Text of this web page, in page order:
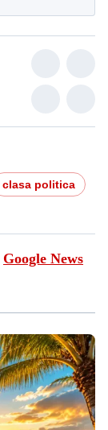
clasa politica
Google News